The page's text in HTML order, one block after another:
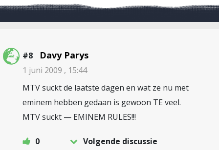
#8 Davy Parys
1 juni 2009 , 15:44
MTV suckt de laatste dagen en wat ze nu met
eminem hebben gedaan is gewoon TE veel.
MTV suckt — EMINEM RULES!!!
0
Volgende discussie